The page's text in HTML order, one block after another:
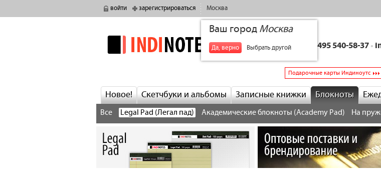
войти зарегистрироваться Москва
Ваш город Москва
Да, верно Выбрать другой
indinotes +7 495 540-58-37 •
Подарочные карты Индиноутс
Новое! Скетчбуки и альбомы Записные книжки Блокноты
Все Legal Pad (Легал пад) Академические блокноты (Academy Pad) На